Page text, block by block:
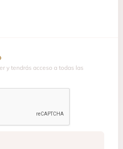
y tendrás acceso a todas las